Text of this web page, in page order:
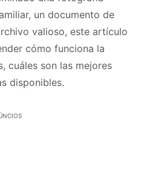
un documento de
valioso, este artículo
cómo funciona la
cuáles son las mejores
disponibles.